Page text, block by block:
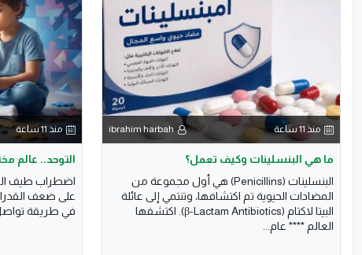
منذ 11 ساعة ibrahim harbah
ما هي البنسلينات وكيف تعمل؟
البنسلينات (Penicillins) هي أول مجموعة من
المضادات الحيوية تم اكتشافها، وتنتمي إلى عائلة
البيتا لاكتام (β-Lactam Antibiotics). اكتشفها
العالم **** عام...
منذ 11 ساعة
التوحد.. عالم
اضطراب طيف
على ضعف
في طريقة